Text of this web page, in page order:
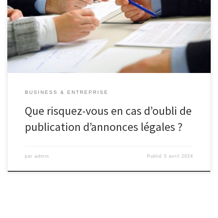
votre entreprise. Ces avis jouent un rôle important d’information,
car ils permettent aux tiers, dont vos fournisseurs, vos clients, vos
salariés, les administrations et vos concurrents, d’être au courant
des éléments […]
BUSINESS & ENTREPRISE
Que risquez-vous en cas d’oubli de
publication d’annonces légales ?
par admin Publié5 avril 2024